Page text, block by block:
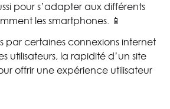
pour s’adapter aux différents
les smartphones. 📱
par certaines connexions internet
utilisateurs, la rapidité d’un site
offrir une expérience utilisateur